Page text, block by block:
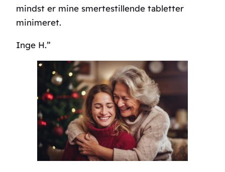
mindst er mine smertestillende tabletter
minimeret.
Inge H.”